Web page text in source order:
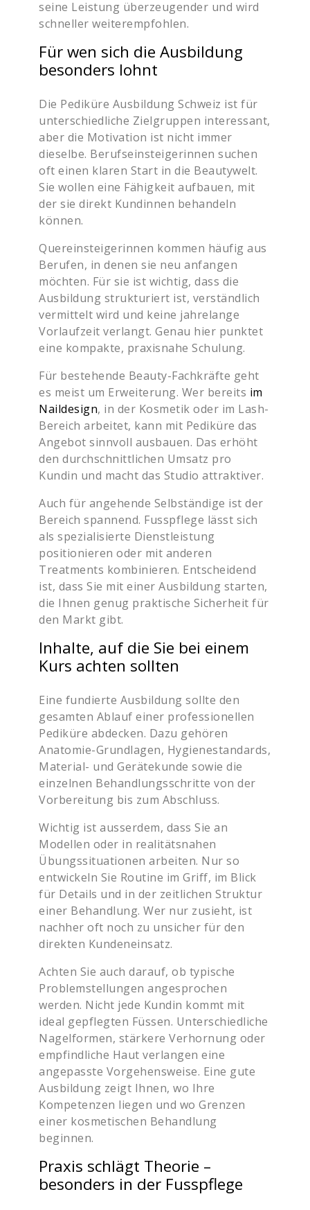
seine Leistung überzeugender und wird
schneller weiterempfohlen.
Für wen sich die Ausbildung
besonders lohnt
Die Pediküre Ausbildung Schweiz ist für
unterschiedliche Zielgruppen interessant,
aber die Motivation ist nicht immer
dieselbe. Berufseinsteigerinnen suchen
oft einen klaren Start in die Beautywelt.
Sie wollen eine Fähigkeit aufbauen, mit
der sie direkt Kundinnen behandeln
können.
Quereinsteigerinnen kommen häufig aus
Berufen, in denen sie neu anfangen
möchten. Für sie ist wichtig, dass die
Ausbildung strukturiert ist, verständlich
vermittelt wird und keine jahrelange
Vorlaufzeit verlangt. Genau hier punktet
eine kompakte, praxisnahe Schulung.
Für bestehende Beauty-Fachkräfte geht
es meist um Erweiterung. Wer bereits im
Naildesign, in der Kosmetik oder im Lash-
Bereich arbeitet, kann mit Pediküre das
Angebot sinnvoll ausbauen. Das erhöht
den durchschnittlichen Umsatz pro
Kundin und macht das Studio attraktiver.
Auch für angehende Selbständige ist der
Bereich spannend. Fusspflege lässt sich
als spezialisierte Dienstleistung
positionieren oder mit anderen
Treatments kombinieren. Entscheidend
ist, dass Sie mit einer Ausbildung starten,
die Ihnen genug praktische Sicherheit für
den Markt gibt.
Inhalte, auf die Sie bei einem
Kurs achten sollten
Eine fundierte Ausbildung sollte den
gesamten Ablauf einer professionellen
Pediküre abdecken. Dazu gehören
Anatomie-Grundlagen, Hygienestandards,
Material- und Gerätekunde sowie die
einzelnen Behandlungsschritte von der
Vorbereitung bis zum Abschluss.
Wichtig ist ausserdem, dass Sie an
Modellen oder in realitätsnahen
Übungssituationen arbeiten. Nur so
entwickeln Sie Routine im Griff, im Blick
für Details und in der zeitlichen Struktur
einer Behandlung. Wer nur zusieht, ist
nachher oft noch zu unsicher für den
direkten Kundeneinsatz.
Achten Sie auch darauf, ob typische
Problemstellungen angesprochen
werden. Nicht jede Kundin kommt mit
ideal gepflegten Füssen. Unterschiedliche
Nagelformen, stärkere Verhornung oder
empfindliche Haut verlangen eine
angepasste Vorgehensweise. Eine gute
Ausbildung zeigt Ihnen, wo Ihre
Kompetenzen liegen und wo Grenzen
einer kosmetischen Behandlung
beginnen.
Praxis schlägt Theorie –
besonders in der Fusspflege